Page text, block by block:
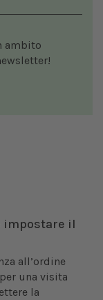
ambito
impostare il
all’ordine
una visita
la